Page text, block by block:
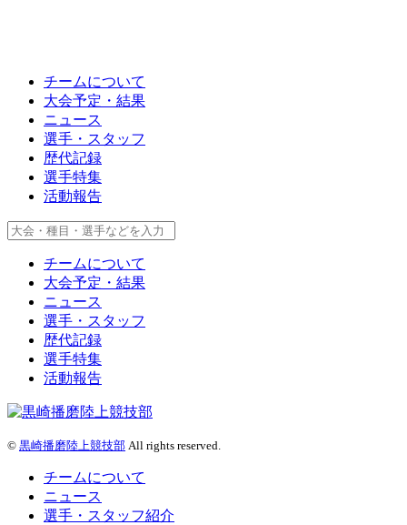
チームについて
大会予定・結果
ニュース
選手・スタッフ
歴代記録
選手特集
活動報告
チームについて
大会予定・結果
ニュース
選手・スタッフ
歴代記録
選手特集
活動報告
© 黒崎播磨陸上競技部 All rights reserved.
チームについて
ニュース
選手・スタッフ紹介